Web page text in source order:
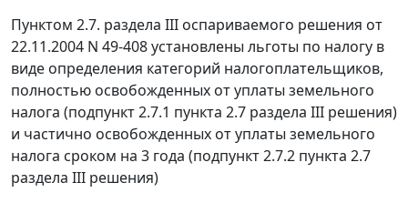
Пунктом 2.7. раздела III оспариваемого решения от
22.11.2004 N 49-408 установлены льготы по налогу в
виде определения категорий налогоплательщиков,
полностью освобожденных от уплаты земельного
налога (подпункт 2.7.1 пункта 2.7 раздела III решения)
и частично освобожденных от уплаты земельного
налога сроком на 3 года (подпункт 2.7.2 пункта 2.7
раздела III решения)